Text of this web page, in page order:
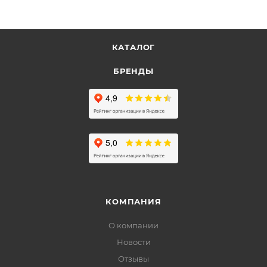
КАТАЛОГ
БРЕНДЫ
КОМПАНИЯ
О компании
Новости
Отзывы